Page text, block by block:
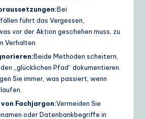
Bei
führt das Vergessen,
vor der Aktion geschehen muss, zu
Verhalten.
Beide Methoden scheitern,
„glücklichen Pfad“ dokumentieren.
Sie immer, was passiert, wenn
Fachjargon:Vermeiden Sie
oder Datenbankbegriffe in